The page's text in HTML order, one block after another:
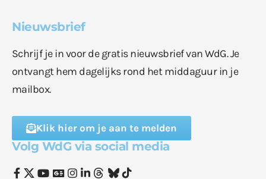
Nieuwsbrief
Schrijf je in voor de gratis nieuwsbrief van WdG. Je
ontvangt hem dagelijks rond het middaguur in je
mailbox.
Klik hier om je aan te melden
Volg WdG via social media